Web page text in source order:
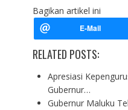
Bagikan artikel ini
RELATED POSTS:
Apresiasi
Gubernur…
Gubernur Maluku